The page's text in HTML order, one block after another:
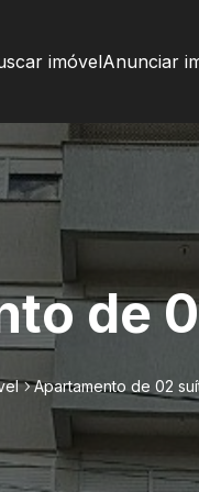
imóvelAnunciar
de
Apartamento de 02